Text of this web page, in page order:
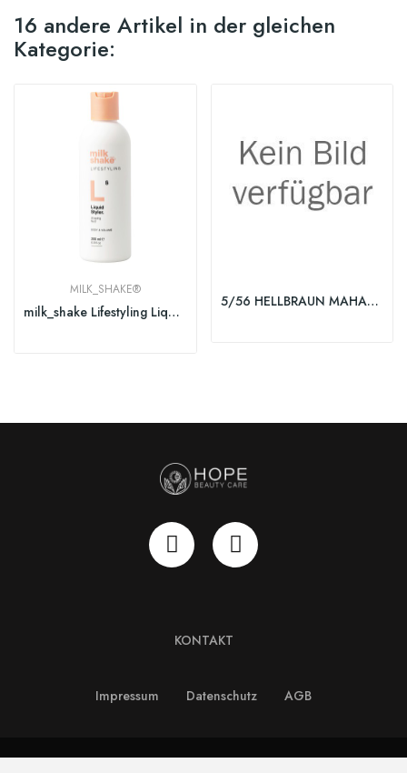
16 andere Artikel in der gleichen
Kategorie:
MILK_SHAKE®
milk_shake Lifestyling Liquid Styler 200 ml (NEU)
5/56 HELLBRAUN MAHAGONI-VIOLETT
KONTAKT
Impressum Datenschutz AGB